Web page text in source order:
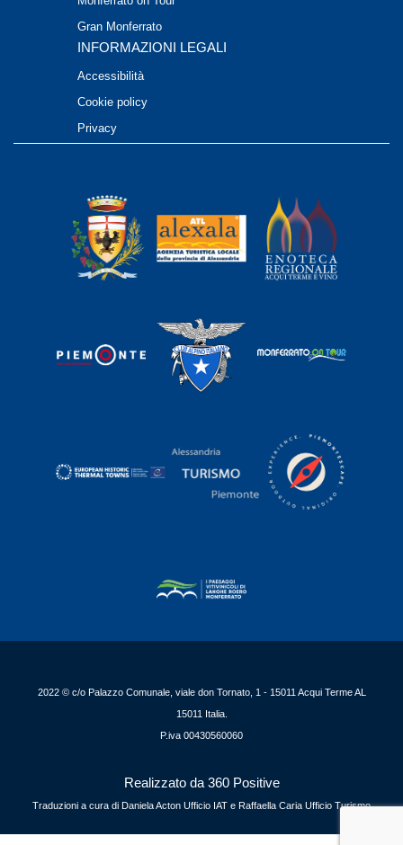
Gran Monferrato
INFORMAZIONI LEGALI
Accessibilità
Cookie policy
Privacy
2022 © c/o Palazzo Comunale, viale don Tornato, 1 - 15011 Acqui Terme AL
15011 Italia.
P.iva 00430560060
Realizzato da 360 Positive
Traduzioni a cura di Daniela Acton Ufficio IAT e Raffaella Caria Ufficio Turismo